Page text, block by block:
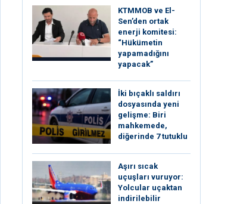
KTMMOB ve El-
Sen’den ortak
enerji komitesi:
“Hükümetin
yapamadığını
yapacak”
İki bıçaklı saldırı
dosyasında yeni
gelişme: Biri
mahkemede,
diğerinde 7 tutuklu
Aşırı sıcak
uçuşları vuruyor:
Yolcular uçaktan
indirilebilir